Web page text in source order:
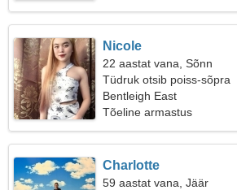
Nicole
22 aastat vana, Sõnn
Tüdruk otsib poiss-sõpra
Bentleigh East
Tõeline armastus
Charlotte
59 aastat vana, Jäär